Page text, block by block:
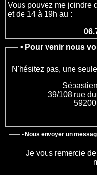
Vous pouvez me joindre
et de 14 à 19h au :
• Pour venir nous
N'hésitez pas, une
Sébastien
39/108 rue
59200
• Nous envoyer un
Je vous remercie